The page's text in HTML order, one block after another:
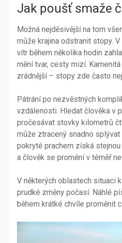
Jak poušť smaže
Možná nejděsivější na tom
může krajina odstranit stopy.
vítr během několika hodin
mění tvar, cesty mizí.
zrádnější – stopy zde často
Pátrání po nezvěstných
vzdálenosti. Hledat člověka v
pročesávat stovky kilometrů
může ztracený snadno
pokryté prachem získá
a člověk se promění v téměř
V některých oblastech situaci
prudké změny počasí. Náhlé
během krátké chvíle proměnit